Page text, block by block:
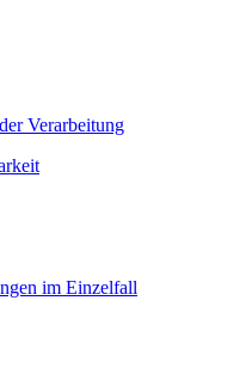
Verarbeitung
im Einzelfall